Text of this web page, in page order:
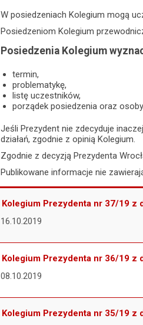
W posiedzeniach Kolegium mogą
Posiedzeniom Kolegium
Posiedzenia Kolegium
termin,
problematykę,
listę uczestników,
porządek posiedzenia oraz
Jeśli Prezydent nie zdecyduje
działań, zgodnie z opinią Kolegium.
Zgodnie z decyzją Prezydenta
Publikowane informacje nie
Kolegium Prezydenta nr 37/19 z
16.10.2019
Kolegium Prezydenta nr 36/19 z
08.10.2019
Kolegium Prezydenta nr 35/19 z